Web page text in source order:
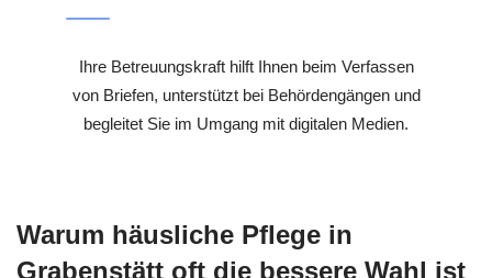
Ihre Betreuungskraft hilft Ihnen beim Verfassen
von Briefen, unterstützt bei Behördengängen und
begleitet Sie im Umgang mit digitalen Medien.
Warum häusliche Pflege in
Grabenstätt oft die bessere Wahl ist